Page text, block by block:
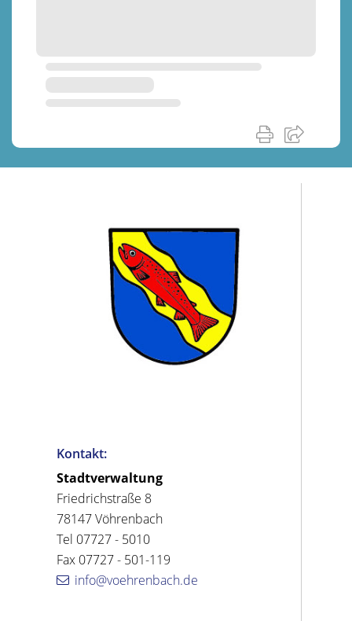
Kontakt:
Stadtverwaltung
Friedrichstraße 8
78147 Vöhrenbach
Tel 07727 - 5010
Fax 07727 - 501-119
info@voehrenbach.de